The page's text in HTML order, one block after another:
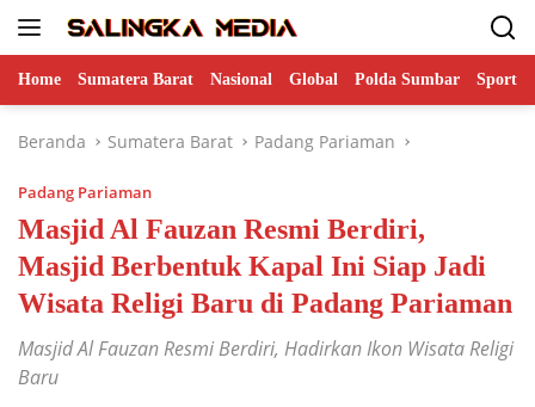
Home Sumatera Barat Nasional Global Polda Sumbar Sports
Beranda Sumatera Barat Padang Pariaman
Padang Pariaman
Masjid Al Fauzan Resmi Berdiri,
Masjid Berbentuk Kapal Ini Siap Jadi
Wisata Religi Baru di Padang Pariaman
Masjid Al Fauzan Resmi Berdiri, Hadirkan Ikon Wisata Religi
Baru